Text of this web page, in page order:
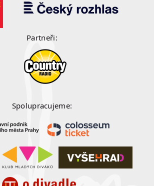
Partneři:
Spolupracujeme: